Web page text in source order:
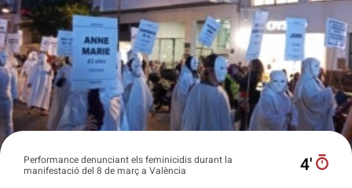
Performance denunciant els feminicidis durant la
manifestació del 8 de març a València
4′